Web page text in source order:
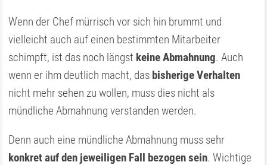
Wenn der Chef mürrisch vor sich hin brummt und
vielleicht auch auf einen bestimmten Mitarbeiter
schimpft, ist das noch längst keine Abmahnung. Auch
wenn er ihm deutlich macht, das bisherige Verhalten
nicht mehr sehen zu wollen, muss dies nicht als
mündliche Abmahnung verstanden werden.
Denn auch eine mündliche Abmahnung muss sehr
konkret auf den jeweiligen Fall bezogen sein. Wichtige